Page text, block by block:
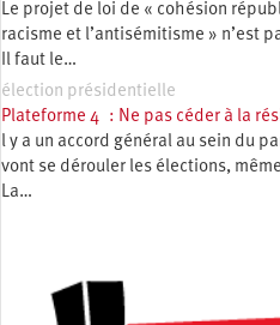
Le projet de loi de « cohésion
racisme et l’antisémitisme » n’est
Il faut le…
élection présidentielle
Plateforme 4 : Ne pas céder à la
l y a un accord général au sein du
vont se dérouler les élections,
La…